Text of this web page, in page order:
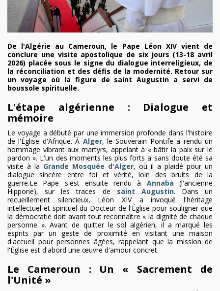
De l'Algérie au Cameroun, le Pape Léon XIV vient de
conclure une visite apostolique de six jours (13-18 avril
2026) placée sous le signe du dialogue interreligieux, de
la réconciliation et des défis de la modernité. Retour sur
un voyage où la figure de saint Augustin a servi de
boussole spirituelle.
L'étape algérienne : Dialogue et
mémoire
Le voyage a débuté par une immersion profonde dans l'histoire
de l'Église d'Afrique. À Alger, le Souverain Pontife a rendu un
hommage vibrant aux martyrs, appelant à « bâtir la paix sur le
pardon ». L'un des moments les plus forts a sans doute été sa
visite à la Grande Mosquée d'Alger, où il a plaidé pour un
dialogue sincère entre foi et vérité, loin des bruits de la
guerre.Le Pape s'est ensuite rendu à Annaba
(l'ancienne
Hippone), sur les traces de
saint Augustin. Dans un
recueillement silencieux, Léon XIV a invoqué l'héritage
intellectuel et spirituel du Docteur de l'Église pour souligner que
la démocratie doit avant tout reconnaître « la dignité de chaque
personne ». Avant de quitter le sol algérien, il a marqué les
esprits par un geste de proximité en visitant une maison
d'accueil pour personnes âgées, rappelant que la mission de
l'Église est d'abord une œuvre d'amour concret.
Le Cameroun : Un « Sacrement de
l'Unité »